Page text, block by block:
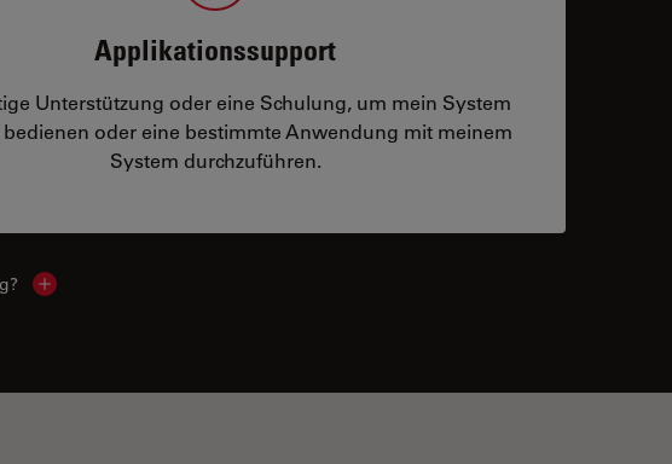
Applikationssupport
Unterstützung oder eine Schulung, um mein System
bedienen oder eine bestimmte Anwendung mit meinem
System durchzuführen.
Show local contacts